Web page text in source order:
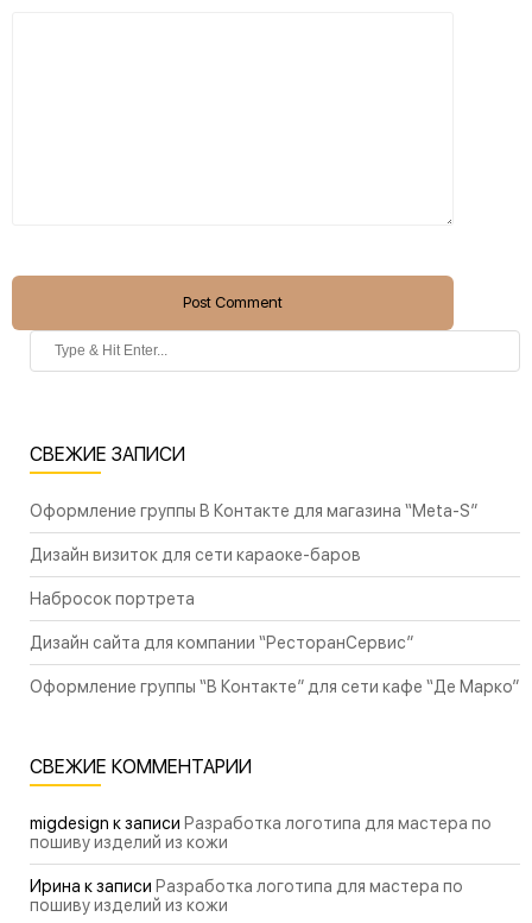
Post Comment
СВЕЖИЕ ЗАПИСИ
Оформление группы В Контакте для магазина “Meta-S”
Дизайн визиток для сети караоке-баров
Набросок портрета
Дизайн сайта для компании “РесторанСервис”
Оформление группы “В Контакте” для сети кафе “Де Марко”
СВЕЖИЕ КОММЕНТАРИИ
migdesign к записи Разработка логотипа для мастера по
пошиву изделий из кожи
Ирина к записи Разработка логотипа для мастера по
пошиву изделий из кожи